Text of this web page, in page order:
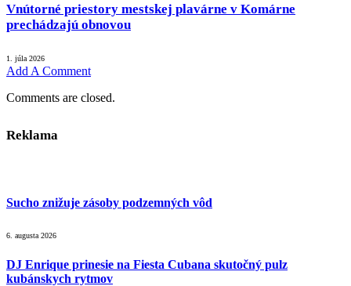
Vnútorné priestory mestskej plavárne v Komárne
prechádzajú obnovou
1. júla 2026
Add A Comment
Comments are closed.
Reklama
Sucho znižuje zásoby podzemných vôd
6. augusta 2026
DJ Enrique prinesie na Fiesta Cubana skutočný pulz
kubánskych rytmov